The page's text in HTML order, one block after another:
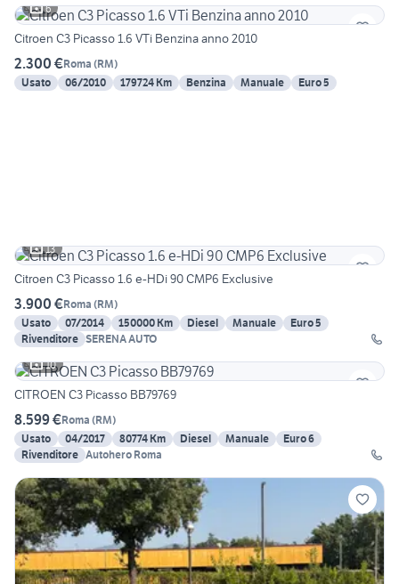
6
Citroen C3 Picasso 1.6 VTi Benzina anno 2010
2.300 €Roma (RM)
Usato
06/2010 179724 Km Benzina Manuale Euro 5
13
Citroen C3 Picasso 1.6 e-HDi 90 CMP6 Exclusive
3.900 €Roma (RM)
Usato
07/2014 150000 Km Diesel Manuale
Euro 5
Rivenditore SERENA AUTO
10
CITROEN C3 Picasso BB79769
8.599 €Roma (RM)
Usato
04/2017 80774 Km Diesel Manuale
Euro 6
Rivenditore Autohero Roma